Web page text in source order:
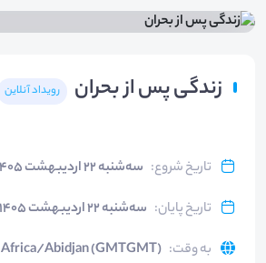
زندگی پس از بحران رویداد آنلاین
تاریخ شروع: سه‌شنبه ۲۲ اردیبهشت ۱۴۰۵ ، ساعت ۱۲:۳۰
تاریخ پایان: سه‌شنبه ۲۲ اردیبهشت ۱۴۰۵ ، ساعت ۱۴:۳۰
به وقت:
Africa/Abidjan (GMTGMT)